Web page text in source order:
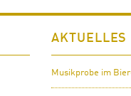
AKTUELLES
Musikprobe im